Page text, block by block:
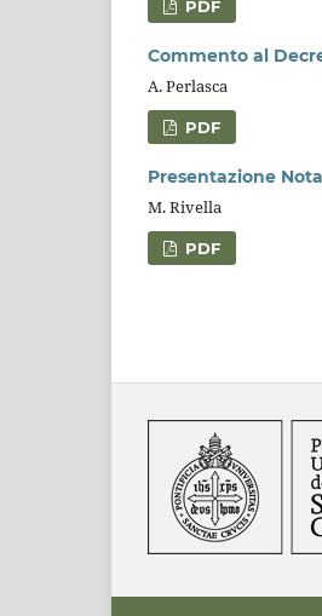
PDF
Commento al
A. Perlasca
PDF
Presentazione
M. Rivella
PDF